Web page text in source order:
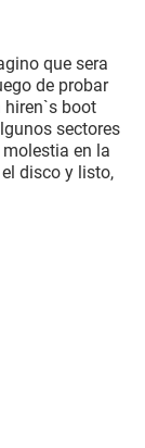
que sera
de probar
hiren`s boot
sectores
en la
disco y listo,